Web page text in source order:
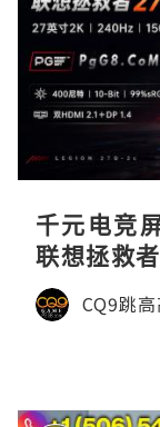
千元电竞
联想拯救
CQ9跳